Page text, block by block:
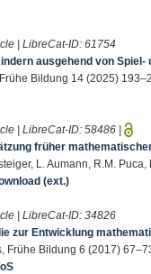
| LibreCat-ID:61754
ausgehend von
Bildung 14 (2025)
| LibreCat-ID:58486 |
früher
L. Aumann, R.M.
(ext.)
| LibreCat-ID:34826
zur Entwicklung
Frühe Bildung 6 (2017)